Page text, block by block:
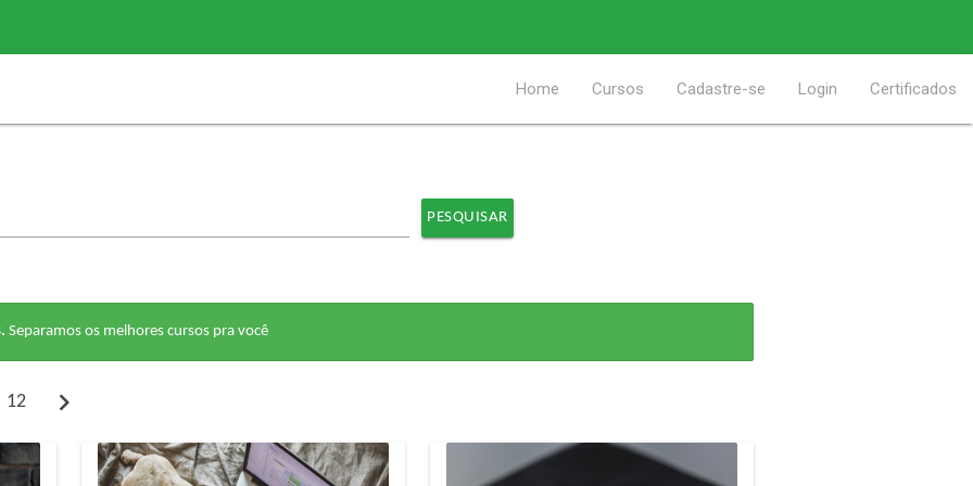
Home Cursos Cadastre-se Login Certificados
PESQUISAR
Separamos os melhores cursos pra você
12 chevron_right